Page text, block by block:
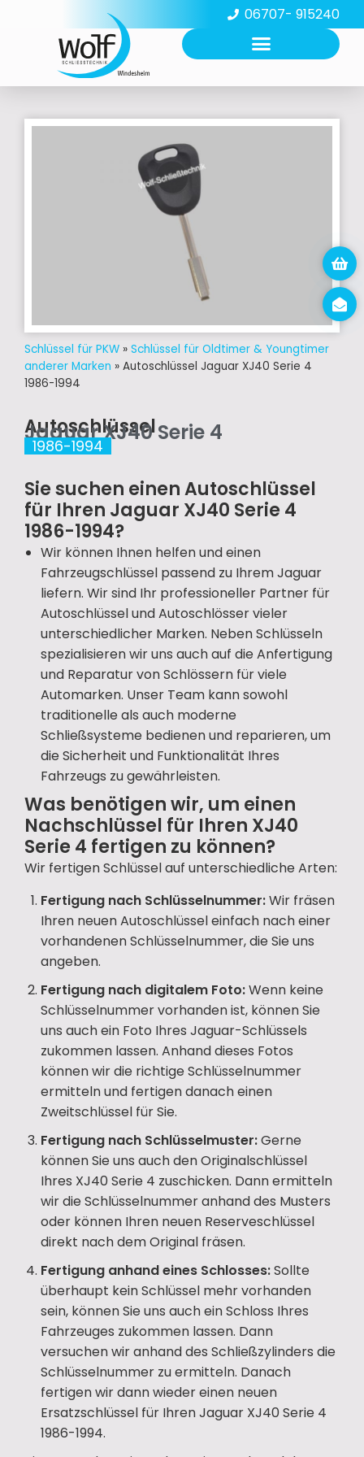
06707- 915240
Schlüssel für PKW » Schlüssel für Oldtimer & Youngtimer
anderer Marken » Autoschlüssel Jaguar XJ40 Serie 4
1986-1994
Autoschlüssel
Jaguar XJ40 Serie 4
1986-1994
Sie suchen einen Autoschlüssel
für Ihren Jaguar XJ40 Serie 4
1986-1994?
Wir können Ihnen helfen und einen
Fahrzeugschlüssel passend zu Ihrem Jaguar
liefern. Wir sind Ihr professioneller Partner für
Autoschlüssel und Autoschlösser vieler
unterschiedlicher Marken. Neben Schlüsseln
spezialisieren wir uns auch auf die Anfertigung
und Reparatur von Schlössern für viele
Automarken. Unser Team kann sowohl
traditionelle als auch moderne
Schließsysteme bedienen und reparieren, um
die Sicherheit und Funktionalität Ihres
Fahrzeugs zu gewährleisten.
Was benötigen wir, um einen
Nachschlüssel für Ihren XJ40
Serie 4 fertigen zu können?
Wir fertigen Schlüssel auf unterschiedliche Arten:
Fertigung nach Schlüsselnummer:Wir fräsen
Ihren neuen Autoschlüssel einfach nach einer
vorhandenen Schlüsselnummer, die Sie uns
angeben.
Fertigung nach digitalem Foto:Wenn keine
Schlüsselnummer vorhanden ist, können Sie
uns auch ein Foto Ihres Jaguar-Schlüssels
zukommen lassen. Anhand dieses Fotos
können wir die richtige Schlüsselnummer
ermitteln und fertigen danach einen
Zweitschlüssel für Sie.
Fertigung nach Schlüsselmuster:Gerne
können Sie uns auch den Originalschlüssel
Ihres XJ40 Serie 4 zuschicken. Dann ermitteln
wir die Schlüsselnummer anhand des Musters
oder können Ihren neuen Reserveschlüssel
direkt nach dem Original fräsen.
Fertigung anhand eines Schlosses:Sollte
überhaupt kein Schlüssel mehr vorhanden
sein, können Sie uns auch ein Schloss Ihres
Fahrzeuges zukommen lassen. Dann
versuchen wir anhand des Schließzylinders die
Schlüsselnummer zu ermitteln. Danach
fertigen wir dann wieder einen neuen
Ersatzschlüssel für Ihren Jaguar XJ40 Serie 4
1986-1994.